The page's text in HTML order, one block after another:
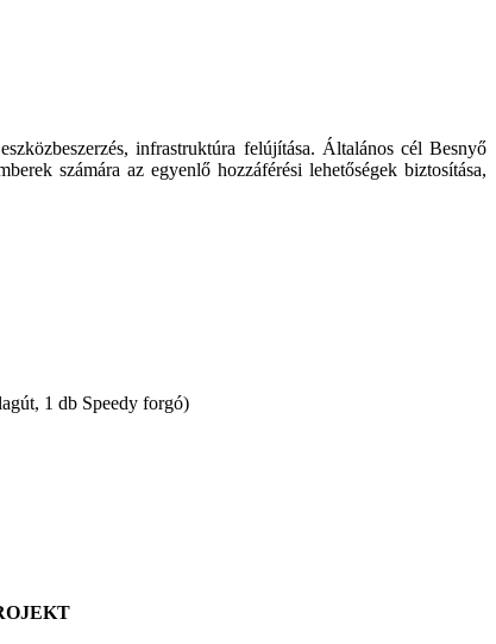
infrastruktúra felújítása. Általános cél Besnyő
számára az egyenlő hozzáférési lehetőségek biztosítása,
1 db Speedy forgó)